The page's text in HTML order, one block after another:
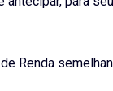
Renda